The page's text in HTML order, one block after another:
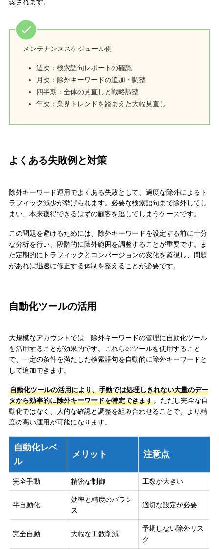
奨されます。
メンテナンススケジュール例
週次：検索語句レポートの確認
月次：除外キーワードの追加・調整
四半期：全体の見直しと戦略調整
年次：業界トレンドを踏まえた大幅見直し
よくある失敗例と対策
除外キーワード運用でよくある失敗として、過度な除外によるト
ラフィック減少が挙げられます。必要な検索語句まで除外してし
まい、本来獲得できるはずの顧客を逃してしまうケースです。
この問題を避けるためには、除外キーワードを設定する前に十分
な分析を行い、段階的に除外範囲を調整することが重要です。ま
た定期的にトラフィックとコンバージョンの変化を監視し、問題
があれば迅速に修正する体制を整えることが必要です。
自動化ツールの活用
大規模なアカウントでは、除外キーワードの管理に自動化ツール
を活用することが効果的です。これらのツールを使用すること
で、一定の条件を満たした検索語句を自動的に除外キーワードと
して追加できます。
自動化ツールの活用により、手動では処理しきれない大量のデー
タから効率的に除外キーワードを特定できます。ただし完全な自
動化ではなく、人的な確認と調整を組み合わせることで、より精
度の高い運用が可能になります。
自動化レベ
ル
メリット 注意点
完全手動 精密な制御 工数が大きい
半自動化
効率と精度のバラン
ス
適切な設定が必要
完全自動 大幅な工数削減
予期しない除外リス
ク